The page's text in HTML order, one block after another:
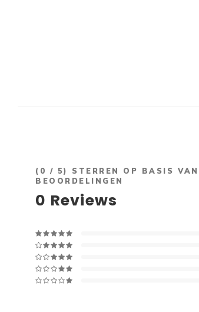
( 0 / 5) STERREN OP BASIS VAN
BEOORDELINGEN
0 Reviews